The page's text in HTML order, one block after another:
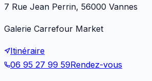
7 Rue Jean Perrin, 56000 Vannes
Galerie Carrefour Market
Itinéraire
06 95 27 99 59Rendez-vous